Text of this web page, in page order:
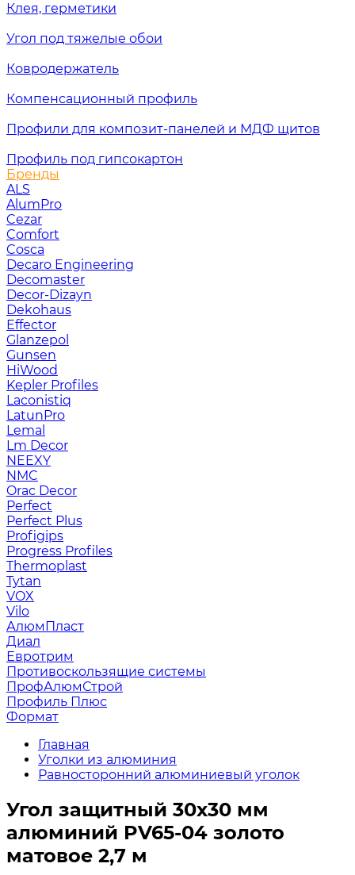
Клея, герметики
Угол под тяжелые обои
Ковродержатель
Компенсационный профиль
Профили для композит-панелей и МДФ щитов
Профиль под гипсокартон
Бренды
ALS
AlumPro
Cezar
Comfort
Cosca
Decaro Engineering
Decomaster
Decor-Dizayn
Dekohaus
Effector
Glanzepol
Gunsen
HiWood
Kepler Profiles
Laconistiq
LatunPro
Lemal
Lm Decor
NEEXY
NMC
Orac Decor
Perfect
Perfect Plus
Profigips
Progress Profiles
Thermoplast
Tytan
VOX
Vilo
АлюмПласт
Диал
Евротрим
Противоскользящие системы
ПрофАлюмСтрой
Профиль Плюс
Формат
Главная
Уголки из алюминия
Равносторонний алюминиевый уголок
Угол защитный 30х30 мм
алюминий PV65-04 золото
матовое 2,7 м